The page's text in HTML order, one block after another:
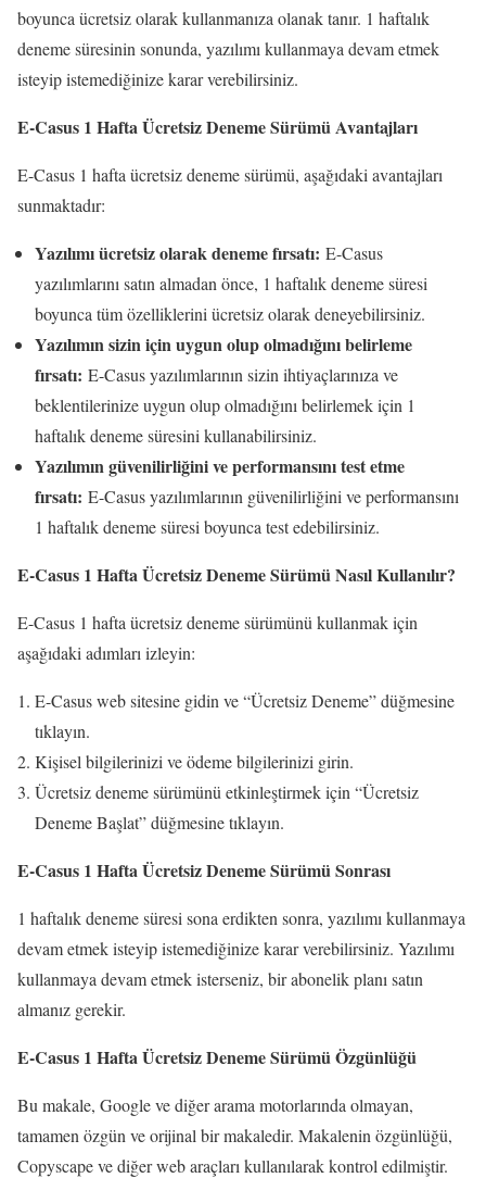
boyunca ücretsiz olarak kullanmanıza olanak tanır. 1 haftalık
deneme süresinin sonunda, yazılımı kullanmaya devam etmek
isteyip istemediğinize karar verebilirsiniz.
E-Casus 1 Hafta Ücretsiz Deneme Sürümü Avantajları
E-Casus 1 hafta ücretsiz deneme sürümü, aşağıdaki avantajları
sunmaktadır:
Yazılımı ücretsiz olarak deneme fırsatı: E-Casus
yazılımlarını satın almadan önce, 1 haftalık deneme süresi
boyunca tüm özelliklerini ücretsiz olarak deneyebilirsiniz.
Yazılımın sizin için uygun olup olmadığını belirleme
fırsatı: E-Casus yazılımlarının sizin ihtiyaçlarınıza ve
beklentilerinize uygun olup olmadığını belirlemek için 1
haftalık deneme süresini kullanabilirsiniz.
Yazılımın güvenilirliğini ve performansını test etme
fırsatı: E-Casus yazılımlarının güvenilirliğini ve performansını
1 haftalık deneme süresi boyunca test edebilirsiniz.
E-Casus 1 Hafta Ücretsiz Deneme Sürümü Nasıl Kullanılır?
E-Casus 1 hafta ücretsiz deneme sürümünü kullanmak için
aşağıdaki adımları izleyin:
E-Casus web sitesine gidin ve “Ücretsiz Deneme” düğmesine
tıklayın.
Kişisel bilgilerinizi ve ödeme bilgilerinizi girin.
Ücretsiz deneme sürümünü etkinleştirmek için “Ücretsiz
Deneme Başlat” düğmesine tıklayın.
E-Casus 1 Hafta Ücretsiz Deneme Sürümü Sonrası
1 haftalık deneme süresi sona erdikten sonra, yazılımı kullanmaya
devam etmek isteyip istemediğinize karar verebilirsiniz. Yazılımı
kullanmaya devam etmek isterseniz, bir abonelik planı satın
almanız gerekir.
E-Casus 1 Hafta Ücretsiz Deneme Sürümü Özgünlüğü
Bu makale, Google ve diğer arama motorlarında olmayan,
tamamen özgün ve orijinal bir makaledir. Makalenin özgünlüğü,
Copyscape ve diğer web araçları kullanılarak kontrol edilmiştir.